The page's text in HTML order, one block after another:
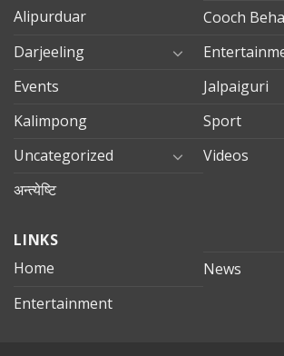
Alipurduar
Cooch
Darjeeling
Events
Jalpaiguri
Kalimpong
Sport
Uncategorized
Videos
अन्त्येष्टि
LINKS
Home
News
Entertainment